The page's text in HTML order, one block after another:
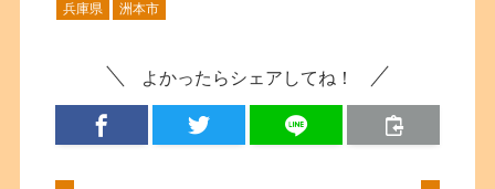
兵庫県
洲本市
よかったらシェアしてね！